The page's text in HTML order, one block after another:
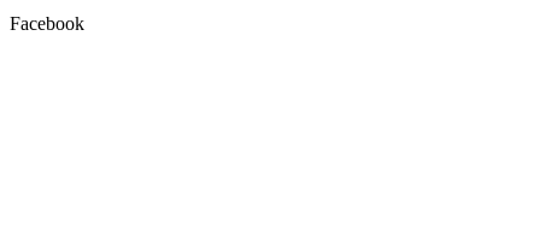
Facebook